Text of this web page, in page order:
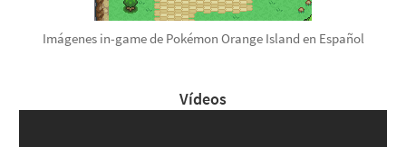
Imágenes in-game de Pokémon Orange Island en Español
Vídeos